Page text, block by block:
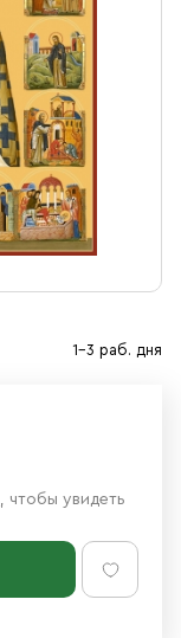
1-3 раб. дня
, чтобы увидеть